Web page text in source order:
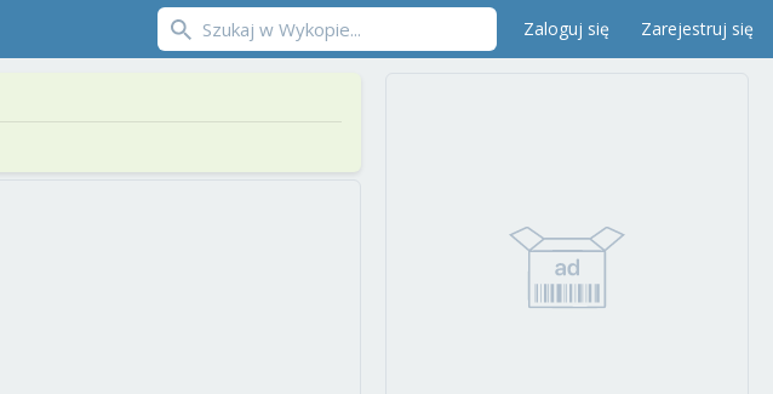
Zaloguj się Zarejestruj się